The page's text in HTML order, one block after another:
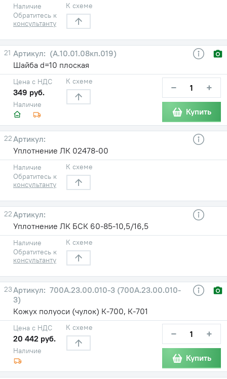
Наличие
Обратитесь к
консультанту
К схеме
21
(А.10.01.08кп.019)
Шайба d=10 плоская
Наличие
Цена с НДС
349 руб.
К схеме − +
Купить
22
Уплотнение ЛК 02478-00
Наличие
Обратитесь к
консультанту
К схеме
22
Уплотнение ЛК БСК 60-85-10,5/16,5
Наличие
Обратитесь к
консультанту
К схеме
23
700A.23.00.010-3 (700А.23.00.010-
3)
Кожух полуоси (чулок) К-700, К-701
Наличие
Цена с НДС
20 442 руб.
К схеме − +
Купить